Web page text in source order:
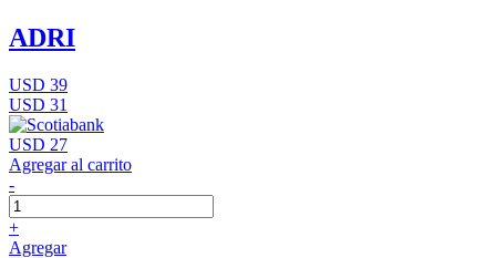
ADRI
USD 39
USD 31
USD 27
Agregar al carrito
-
+
Agregar